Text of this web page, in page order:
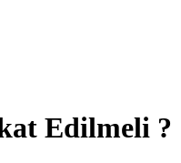
Edilmeli ?